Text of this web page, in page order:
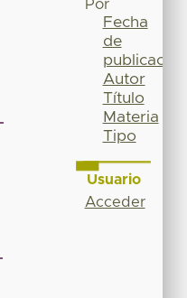
Por
Fecha
de
publicación
Autor
Título
Materia
Tipo
Usuario
Acceder